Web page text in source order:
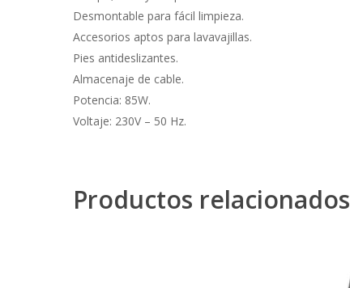
Desmontable para fácil limpieza.
Accesorios aptos para lavavajillas.
Pies antideslizantes.
Almacenaje de cable.
Potencia: 85W.
Voltaje: 230V – 50 Hz.
Productos relacionados